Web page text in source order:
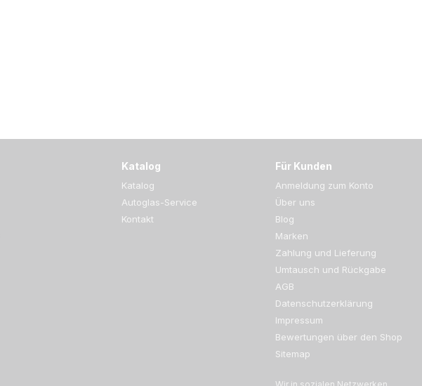
Katalog
Katalog
Autoglas-Service
Kontakt
Für Kunden
Anmeldung zum Konto
Über uns
Blog
Marken
Zahlung und Lieferung
Umtausch und Rückgabe
AGB
Datenschutzerklärung
Impressum
Bewertungen über den Shop
Sitemap